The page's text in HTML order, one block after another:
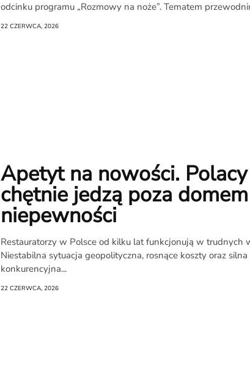
Raporcie
Redakcja
Newsletter
odcinku programu „Rozmowy na noże”. Tematem
22 CZERWCA, 2026
Apetyt na nowości. Polacy
chętnie jedzą poza
niepewności
Restauratorzy w Polsce od kilku lat funkcjonują w trudnych
Niestabilna sytuacja geopolityczna, rosnące koszty oraz silna
konkurencyjna...
22 CZERWCA, 2026